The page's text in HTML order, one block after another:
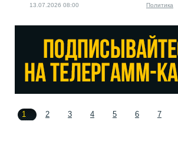
13.07.2026 08:00 Политика
1 2 3 4 5 6 7